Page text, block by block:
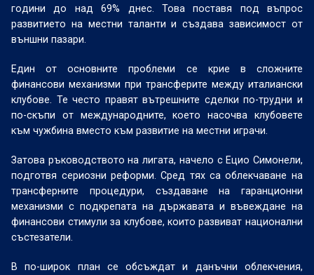
години до над 69% днес. Това поставя под въпрос
развитието на местни таланти и създава зависимост от
външни пазари.
Един от основните проблеми се крие в сложните
финансови механизми при трансферите между италиански
клубове. Те често правят вътрешните сделки по-трудни и
по-скъпи от международните, което насочва клубовете
към чужбина вместо към развитие на местни играчи.
Затова ръководството на лигата, начело с Ецио Симонели,
подготвя сериозни реформи. Сред тях са облекчаване на
трансферните процедури, създаване на гаранционни
механизми с подкрепата на държавата и въвеждане на
финансови стимули за клубове, които развиват национални
състезатели.
В по-широк план се обсъждат и данъчни облекчения,